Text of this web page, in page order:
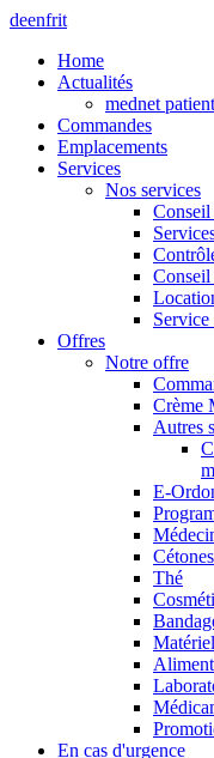
deenfrit
Home
Actualités
mednet patient
Commandes
Emplacements
Services
Nos services
Conseil
Conseil
Offres
Notre offre
Crème
Autres
E-
Thé
En cas d'urgence